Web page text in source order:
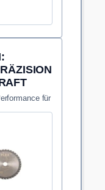
für